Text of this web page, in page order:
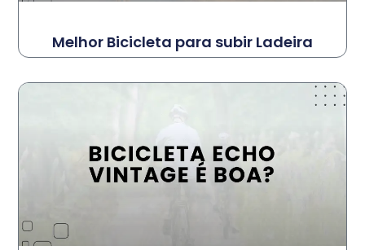
Melhor Bicicleta para subir Ladeira